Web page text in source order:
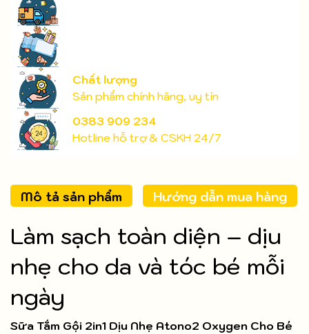
Chất lượng
Sản phẩm chính hãng, uy tín
0383 909 234
Hotline hỗ trợ & CSKH 24/7
Mô tả sản phẩm Hướng dẫn mua hàng
Làm sạch toàn diện – dịu
nhẹ cho da và tóc bé mỗi
ngày
Sữa Tắm Gội 2in1 Dịu Nhẹ Atono2 Oxygen Cho Bé